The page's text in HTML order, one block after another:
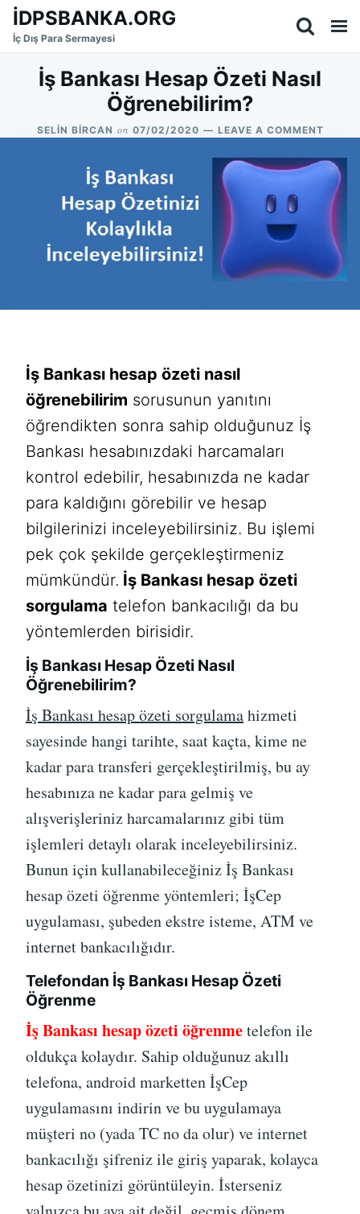
Skip
content
Search
for:
İDPSBANKA.ORG
İç Dış Para Sermayesi
İş Bankası Hesap Özeti Nasıl
Öğrenebilirim?
SELIN BIRCAN on 07/02/2020 LEAVE A COMMENTON
HESAP
ÖZETI
NASIL
İş Bankası hesap özeti nasıl
öğrenebilirim sorusunun yanıtını
öğrendikten sonra sahip olduğunuz İş
Bankası hesabınızdaki harcamaları
kontrol edebilir, hesabınızda ne kadar
para kaldığını görebilir ve hesap
bilgilerinizi inceleyebilirsiniz. Bu işlemi
pek çok şekilde gerçekleştirmeniz
mümkündür. İş Bankası hesap özeti
sorgulama telefon bankacılığı da bu
yöntemlerden birisidir.
İş Bankası Hesap Özeti Nasıl
Öğrenebilirim?
İş Bankası hesap özeti sorgulamahizmeti
sayesinde hangi tarihte, saat kaçta, kime ne
kadar para transferi gerçekleştirilmiş, bu ay
hesabınıza ne kadar para gelmiş ve
alışverişleriniz harcamalarınız gibi tüm
işlemleri detaylı olarak inceleyebilirsiniz.
Bunun için kullanabileceğiniz İş Bankası
hesap özeti öğrenme yöntemleri; İşCep
uygulaması, şubeden ekstre isteme, ATM ve
internet bankacılığıdır.
Telefondan İş Bankası Hesap Özeti
Öğrenme
İş Bankası hesap özeti öğrenmetelefon ile
oldukça kolaydır. Sahip olduğunuz akıllı
telefona, android marketten İşCep
uygulamasını indirin ve bu uygulamaya
müşteri no (yada TC no da olur) ve internet
bankacılığı şifreniz ile giriş yaparak, kolayca
hesap özetinizi görüntüleyin. İsterseniz